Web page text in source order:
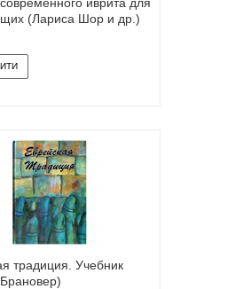
(Лариса Шор и др.)
традиция. Учебник